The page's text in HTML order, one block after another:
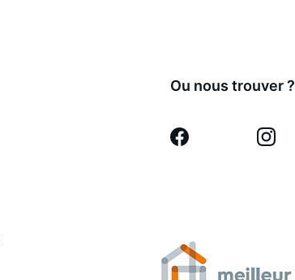
Ou nous trouver ?